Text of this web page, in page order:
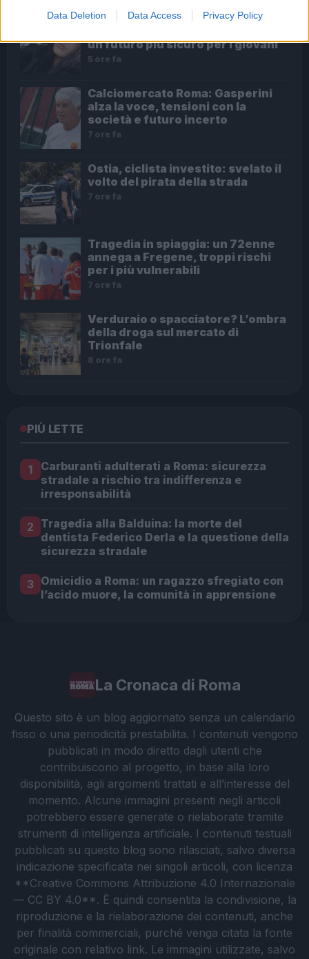
Data Deletion Data Access Privacy Policy
Dalla festa al dramma: la morte di
un futuro più sicuro per i giovani
5 ore fa
Calciomercato Roma: Gasperini
alza la voce, tensioni con la
società e futuro incerto
7 ore fa
Ostia, ciclista investito: svelato il
volto del pirata della strada
7 ore fa
Tragedia in spiaggia: un 72enne
annega a Fregene, troppi rischi
per i più vulnerabili
7 ore fa
Verduraio o spacciatore? L’ombra
della droga sul mercato di
Trionfale
8 ore fa
PIÙ LETTE
1
Carburanti adulterati a Roma: sicurezza
stradale a rischio tra indifferenza e
irresponsabilità
2 Tragedia alla Balduina: la morte del
dentista Federico Derla e la questione della
sicurezza stradale
3 Omicidio a Roma: un ragazzo sfregiato con
l’acido muore, la comunità in apprensione
La Cronaca di Roma
Questo sito è un blog aggiornato senza un calendario
fisso o una periodicità prestabilita. I contenuti vengono
pubblicati in modo diretto dagli utenti che
contribuiscono al progetto, in base alla loro
disponibilità, agli argomenti trattati e all’interesse del
momento. Alcune immagini presenti negli articoli
potrebbero essere generate o rielaborate tramite
strumenti di intelligenza artificiale. I contenuti testuali
pubblicati su questo blog sono rilasciati, salvo diversa
indicazione specificata nei singoli articoli, con licenza
**Creative Commons Attribuzione 4.0 Internazionale
— CC BY 4.0**. È quindi consentita la condivisione, la
riproduzione e la rielaborazione dei contenuti, anche
per finalità commerciali, purché venga citata la fonte
originale con relativo link. Le immagini utilizzate, salvo